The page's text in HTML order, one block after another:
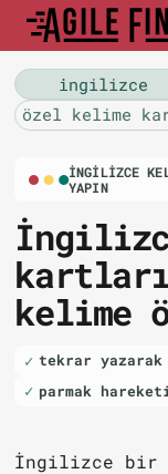
i̇ngilizce
özel kelime
İNGILIZCE
YAPIN
kelime
tekrar
parmak
İngilizce bir